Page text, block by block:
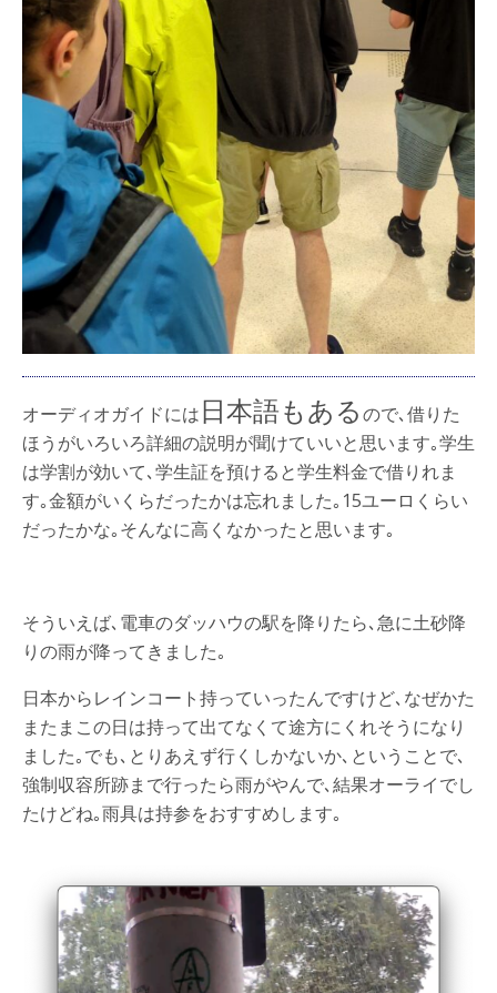
オーディオガイドには日本語もあるので､借りた
ほうがいろいろ詳細の説明が聞けていいと思います｡学生
は学割が効いて､学生証を預けると学生料金で借りれま
す｡金額がいくらだったかは忘れました｡15ユーロくらい
だったかな｡そんなに高くなかったと思います｡
そういえば､電車のダッハウの駅を降りたら､急に土砂降
りの雨が降ってきました｡
日本からレインコート持っていったんですけど､なぜかた
またまこの日は持って出てなくて途方にくれそうになり
ました｡でも､とりあえず行くしかないか､ということで､
強制収容所跡まで行ったら雨がやんで､結果オーライでし
たけどね｡雨具は持参をおすすめします｡